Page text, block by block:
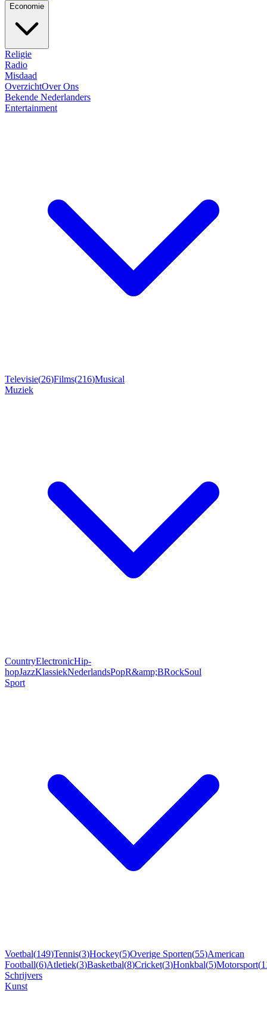
Economie
Religie
Radio
Misdaad
OverzichtOver Ons
Bekende Nederlanders
Entertainment
Televisie(26)Films(216)Musical
Muziek
CountryElectronicHip-
hopJazzKlassiekNederlandsPopR&amp;BRockSoul
Sport
Voetbal(149)Tennis(3)Hockey(5)Overige Sporten(55)American
Football(6)Atletiek(3)Basketbal(8)Cricket(3)Honkbal(5)Motorsport(
Schrijvers
Kunst